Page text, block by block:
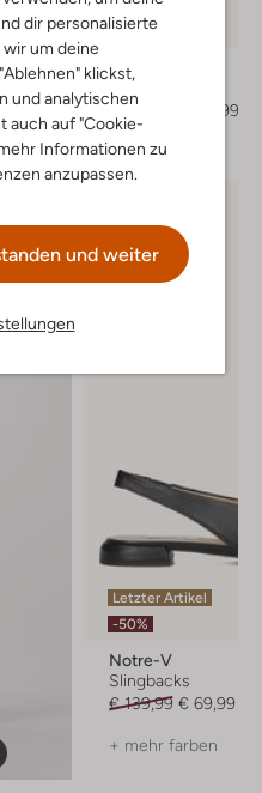
dir personalisierte
um deine
klickst,
und analytischen
auch auf "Cookie-
Informationen zu
anzupassen.
und weiter
Letzter Artikel
-70%
Lina Locchi
Slingbacks
€ 149,99
€ 44,99
Letzter Artikel
-50%
Notre-V
Slingbacks
€ 139,99 € 69,99
+ mehr farben